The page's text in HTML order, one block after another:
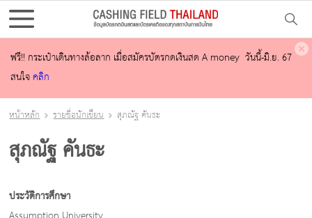
ฟรี!! กระเป๋าเดินทางล้อลาก เมื่อสมัครบัตรกดเงินสด A money วันนี้-มิ.ย. 67
สนใจคลิก
หน้าหลัก รายชื่อนักเขียน สุภณัฐ คันธะ
สุภณัฐ คันธะ
ประวัติการศึกษา